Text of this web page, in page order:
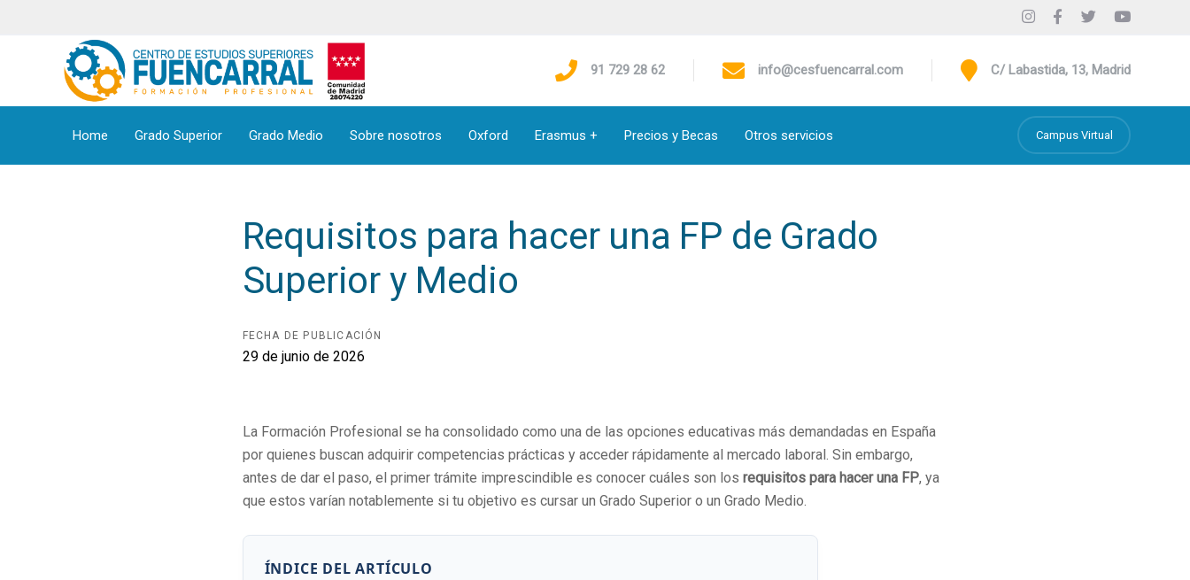
Skip
91 729 28 62 info@cesfuencarral.com C/ Labastida, 13, Madrid
Home Grado Superior Grado Medio Sobre nosotros Oxford Erasmus + Precios y Becas Otros servicios Campus Virtual
Requisitos para hacer una FP de Grado
Superior y Medio
FECHA DE PUBLICACIÓN
29 de junio de 2026
La Formación Profesional se ha consolidado como una de las opciones educativas más demandadas en España
por quienes buscan adquirir competencias prácticas y acceder rápidamente al mercado laboral. Sin embargo,
antes de dar el paso, el primer trámite imprescindible es conocer cuáles son los requisitos para hacer una FP, ya
que estos varían notablemente si tu objetivo es cursar un Grado Superior o un Grado Medio.
ÍNDICE DEL ARTÍCULO